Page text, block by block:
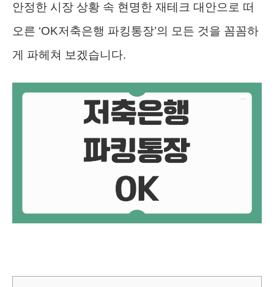
안정한 시장 상황 속 현명한 재테크 대안으로 떠
오른 ‘OK저축은행 파킹통장’의 모든 것을 꼼꼼하
게 파헤쳐 보겠습니다.